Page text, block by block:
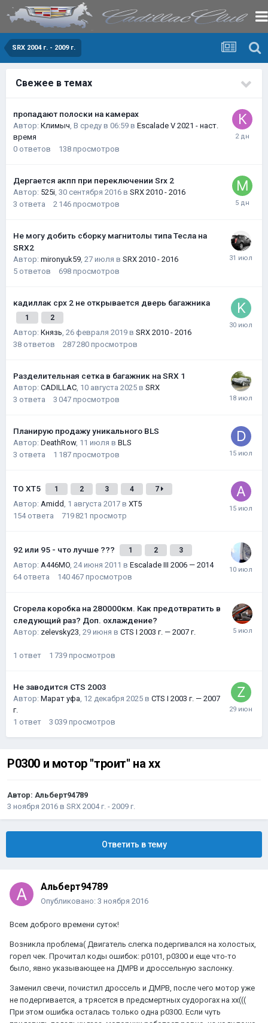
SRX 2004 г. - 2009 г.
Свежее в темах
пропадают полоски на камерах
Автор: Климыч, В среду в 06:59 в Escalade V 2021 - наст.
время
0 ответов 138 просмотров
Дергается акпп при переключении Srx 2
Автор: 525i, 30 сентября 2016 в SRX 2010 - 2016
3 ответа 2 146 просмотров
Не могу добить сборку магнитолы типа Тесла на
SRX2
Автор: mironyuk59, 27 июля в SRX 2010 - 2016
5 ответов 698 просмотров
кадиллак срх 2 не открывается дверь багажника
1 2
Автор: Князь, 26 февраля 2019 в SRX 2010 - 2016
38 ответов 287 280 просмотров
Разделительная сетка в багажник на SRX 1
Автор: CADILLAC, 10 августа 2025 в SRX
3 ответа 3 047 просмотров
Планирую продажу уникального BLS
Автор: DeathRow, 11 июля в BLS
3 ответа 1 187 просмотров
ТО XT5 1 2 3 4 7
Автор: Amidd, 1 августа 2017 в XT5
154 ответа 719 821 просмотр
92 или 95 - что лучше ??? 1 2 3
Автор: A446MO, 24 июня 2011 в Escalade III 2006 — 2014
64 ответа 140 467 просмотров
Сгорела коробка на 280000км. Как предотвратить в
следующий раз? Доп. охлаждение?
Автор: zelevsky23, 29 июня в CTS I 2003 г. — 2007 г.
1 ответ 1 739 просмотров
Не заводится CTS 2003
Автор: Марат уфа, 12 декабря 2025 в CTS I 2003 г. — 2007
г.
1 ответ 3 039 просмотров
P0300 и мотор "троит" на хх
Автор: Альберт94789
3 ноября 2016 в SRX 2004 г. - 2009 г.
Ответить в тему
Альберт94789
Опубликовано: 3 ноября 2016
Всем доброго времени суток!
Возникла проблема( Двигатель слегка подергивался на холостых,
горел чек. Прочитал коды ошибок: p0101, p0300 и еще что-то
было, явно указывающее на ДМРВ и дроссельную заслонку.
Заменил свечи, почистил дроссель и ДМРВ, после чего мотор уже
не подергивается, а трясется в предсмертных судорогах на хх(((
При этом ошибка осталась только одна p0300. Если чуть